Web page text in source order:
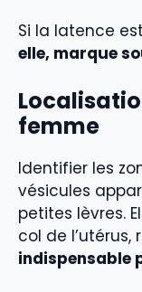
Si la latence
elle, marque
femme
Identifier les
vésicules
petites lèvres.
col de l’utérus,
indispensable